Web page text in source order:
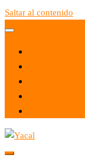
Saltar al contenido